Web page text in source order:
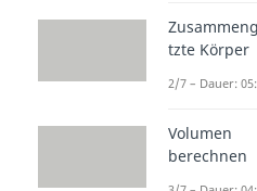
und
allem bei
tzte Körper
2/7 – Dauer:
Volumen
berechnen